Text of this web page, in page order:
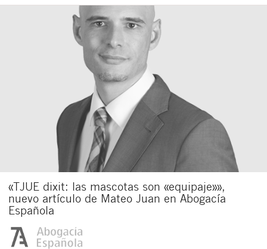
«TJUE dixit: las mascotas son «equipaje»»,
nuevo artículo de Mateo Juan en Abogacía
Española